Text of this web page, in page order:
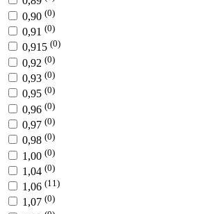
0,90 (0)
0,91 (0)
0,915 (0)
0,92 (0)
0,93 (0)
0,95 (0)
0,96 (0)
0,97 (0)
0,98 (0)
1,00 (0)
1,04 (0)
1,06 (11)
1,07 (0)